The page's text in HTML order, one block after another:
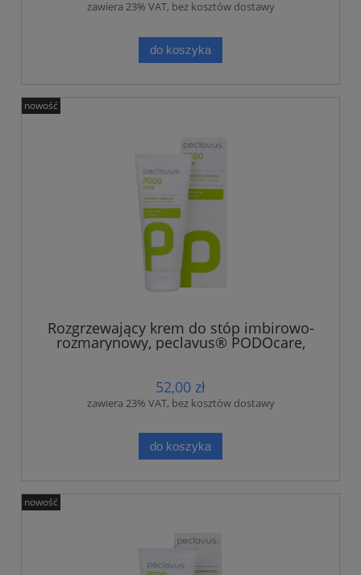
zawiera 23% VAT, bez kosztów dostawy
do koszyka
Rozgrzewający krem do stóp imbirowo-
rozmarynowy, peclavus® PODOcare,
100 ml
52,00 zł
zawiera 23% VAT, bez kosztów dostawy
do koszyka
nowość
nowość